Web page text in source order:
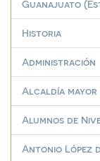
Guanajuato
Historia
Administración
Alcaldía mayor
Alumnos de
Antonio López